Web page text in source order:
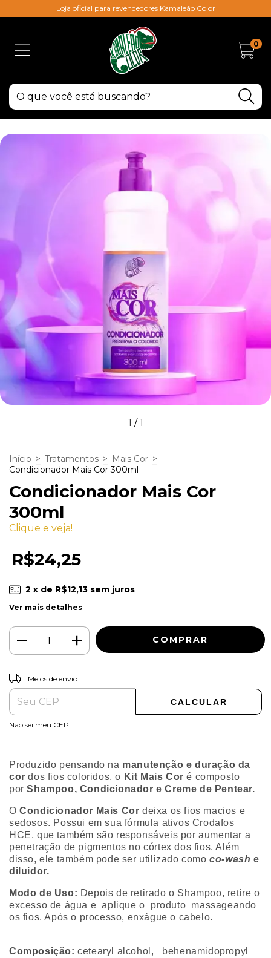
Loja oficial para revendedores Kamaleão Color
0
1 /1
Início > Tratamentos > Mais Cor >
Condicionador Mais Cor 300ml
Condicionador Mais Cor
300ml
Clique e veja!
R$24,25
2 x de R$12,13 sem juros
Ver mais detalhes
Entregas para o CEP:
Meios de envio
CALCULAR
Não sei meu CEP
Produzido pensando na manutenção e duração da
cor dos fios coloridos, o Kit Mais Cor é composto
porShampoo, Condicionador e Creme de Pentear.
OCondicionador Mais Cordeixa os fios macios e
sedosos. Possui em sua fórmula ativos Crodafos
HCE, que também são responsáveis por aumentar a
penetração de pigmentos no córtex dos fios. Além
disso, ele também pode ser utilizado comoco-wash e
diluidor.
Modo de Uso: Depois de retirado o Shampoo, retire o
excesso de água e aplique o produto massageando
os fios. Após o processo, enxágue o cabelo.
Composição: cetearyl alcohol, behenamidopropyl